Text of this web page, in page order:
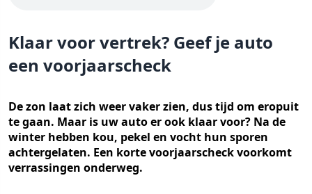
Klaar voor vertrek? Geef je auto
een voorjaarscheck
De zon laat zich weer vaker zien, dus tijd om eropuit
te gaan. Maar is uw auto er ook klaar voor? Na de
winter hebben kou, pekel en vocht hun sporen
achtergelaten. Een korte voorjaarscheck voorkomt
verrassingen onderweg.